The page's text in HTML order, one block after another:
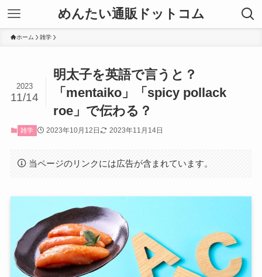
めんたい通販ドットコム
ホーム 雑学
明太子を英語で言うと？
「mentaiko」「spicy pollack
roe」で伝わる？
2023
11/14
雑学 2023年10月12日 2023年11月14日
当ページのリンクには広告が含まれています。